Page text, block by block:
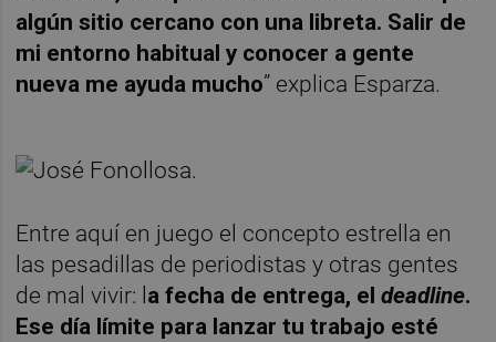
algún sitio cercano con una libreta. Salir de
mi entorno habitual y conocer a gente
nueva me ayuda mucho” explica Esparza.
Entre aquí en juego el concepto estrella en
las pesadillas de periodistas y otras gentes
de mal vivir: l a fecha de entrega, eldeadline.
Ese día límite para lanzar tu trabajo esté